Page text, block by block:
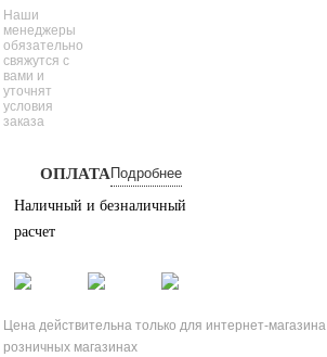
Наши
менеджеры
обязательно
свяжутся с
вами и
уточнят
условия
заказа
ОПЛАТА Подробнее
Наличный и безналичный
расчет
Цена действительна только для интернет-
розничных магазинах